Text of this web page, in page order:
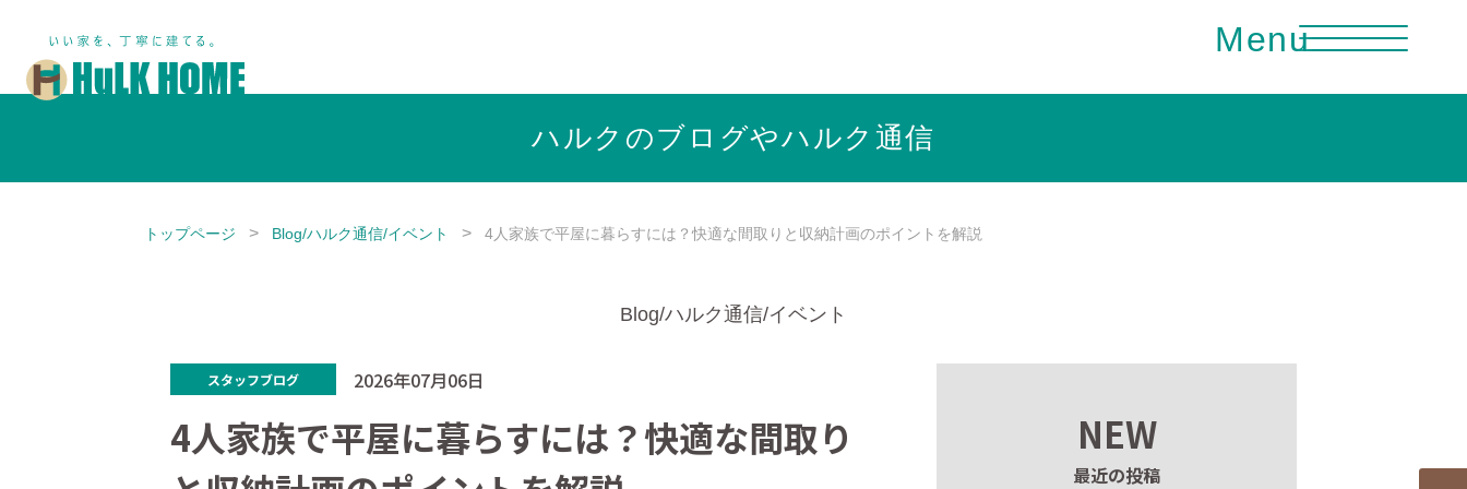
Menu
ハルクのブログやハルク通信
トップページ Blog/ハルク通信/イベント 4人家族で平屋に暮らすには？快適な間取りと収納計画のポイントを解説
Blog/ハルク通信/イベント
スタッフブログ 2026年07月06日
4人家族で平屋に暮らすには？快適な間取り
NEW
最近の投稿